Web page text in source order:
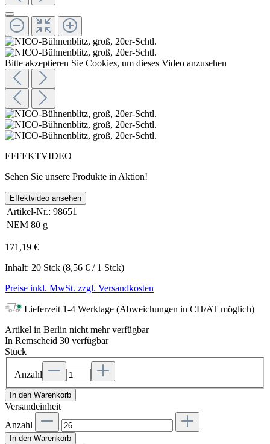
Bitte akzeptieren Sie Cookies, um dieses Video anzusehen
EFFEKTVIDEO
Sehen Sie unsere Produkte in Aktion!
Effektvideo ansehen
Artikel-Nr.: 98651
NEM 80 g
171,19 €
Inhalt: 20 Stck (8,56 € / 1 Stck)
Preise inkl. MwSt. zzgl. Versandkosten
Lieferzeit 1-4 Werktage (Abweichungen in CH/AT möglich)
Artikel in Berlin nicht mehr verfügbar
In Remscheid 30 verfügbar
Stück
Anzahl
In den Warenkorb
Versandeinheit
Anzahl
In den Warenkorb